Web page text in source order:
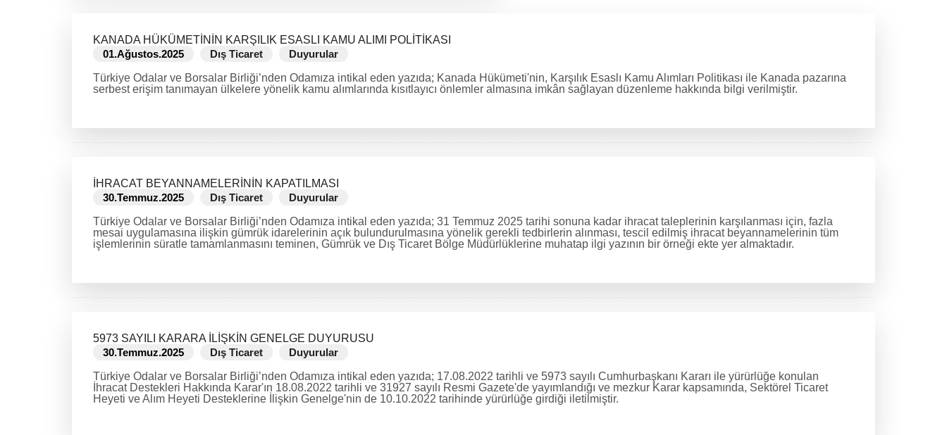
KANADA HÜKÜMETİNİN KARŞILIK ESASLI KAMU ALIMI POLİTİKASI
01.Ağustos.2025
Dış Ticaret
Duyurular
Türkiye Odalar ve Borsalar Birliği’nden Odamıza intikal eden yazıda; Kanada Hükümeti'nin, Karşılık Esaslı Kamu Alımları Politikası ile Kanada pazarına
serbest erişim tanımayan ülkelere yönelik kamu alımlarında kısıtlayıcı önlemler almasına imkân sağlayan düzenleme hakkında bilgi verilmiştir.
İHRACAT BEYANNAMELERİNİN KAPATILMASI
30.Temmuz.2025
Dış Ticaret
Duyurular
Türkiye Odalar ve Borsalar Birliği’nden Odamıza intikal eden yazıda; 31 Temmuz 2025 tarihi sonuna kadar ihracat taleplerinin karşılanması için, fazla
mesai uygulamasına ilişkin gümrük idarelerinin açık bulundurulmasına yönelik gerekli tedbirlerin alınması, tescil edilmiş ihracat beyannamelerinin tüm
işlemlerinin süratle tamamlanmasını teminen, Gümrük ve Dış Ticaret Bölge Müdürlüklerine muhatap ilgi yazının bir örneği ekte yer almaktadır.
5973 SAYILI KARARA İLİŞKİN GENELGE DUYURUSU
30.Temmuz.2025
Dış Ticaret
Duyurular
Türkiye Odalar ve Borsalar Birliği’nden Odamıza intikal eden yazıda; 17.08.2022 tarihli ve 5973 sayılı Cumhurbaşkanı Kararı ile yürürlüğe konulan
İhracat Destekleri Hakkında Karar'ın 18.08.2022 tarihli ve 31927 sayılı Resmi Gazete'de yayımlandığı ve mezkur Karar kapsamında, Sektörel Ticaret
Heyeti ve Alım Heyeti Desteklerine İlişkin Genelge'nin de 10.10.2022 tarihinde yürürlüğe girdiği iletilmiştir.